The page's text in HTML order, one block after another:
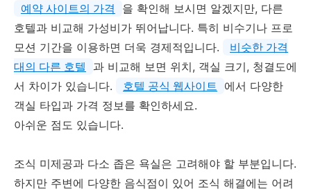
예약 사이트의 가격
을 확인해 보시면 알겠지만, 다른
호텔과 비교해 가성비가 뛰어납니다. 특히 비수기나 프로
모션 기간을 이용하면 더욱 경제적입니다.
비슷한 가격
대의 다른 호텔
과 비교해 보면 위치, 객실 크기, 청결도에
서 차이가 있습니다.
호텔 공식 웹사이트
에서 다양한
객실 타입과 가격 정보를 확인하세요.
아쉬운 점도 있습니다.
조식 미제공과 다소 좁은 욕실은 고려해야 할 부분입니다.
하지만 주변에 다양한 음식점이 있어 조식 해결에는 어려